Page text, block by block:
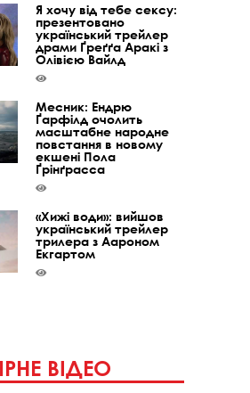
Я хочу від тебе сексу:
презентовано
український трейлер
драми Ґреґґа Аракі з
Олівією Вайлд
Месник: Ендрю
Ґарфілд очолить
масштабне народне
повстання в новому
екшені Пола
Ґрінґрасса
«Хижі води»: вийшов
український трейлер
трилера з Аароном
Екгартом
ВІДЕО